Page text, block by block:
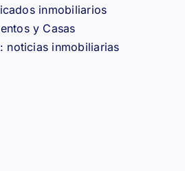
inmobiliarios
y Casas
noticias inmobiliarias